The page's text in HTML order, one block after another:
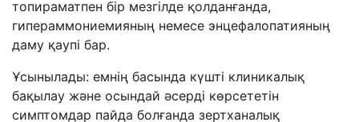
топираматпен бір мезгілде қолданғанда,
гипераммониемияның немесе энцефалопатияның
даму қаупі бар.
Ұсынылады: емнің басында күшті клиникалық
бақылау және осындай әсерді көрсететін
симптомдар пайда болғанда зертханалық